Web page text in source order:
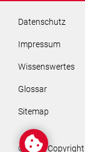
Navigation
Datenschutz
Impressum
Wissenswertes
Glossar
Sitemap
© 2026